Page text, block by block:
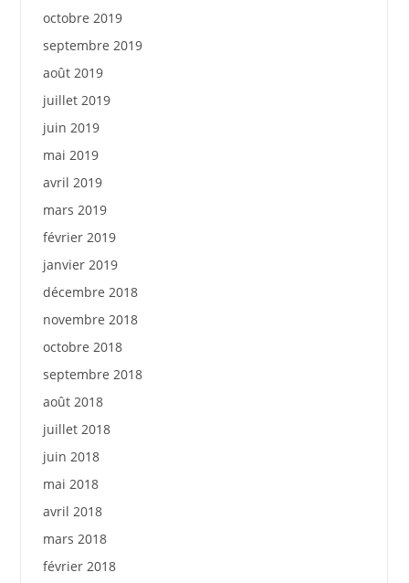
octobre 2019
septembre 2019
août 2019
juillet 2019
juin 2019
mai 2019
avril 2019
mars 2019
février 2019
janvier 2019
décembre 2018
novembre 2018
octobre 2018
septembre 2018
août 2018
juillet 2018
juin 2018
mai 2018
avril 2018
mars 2018
février 2018